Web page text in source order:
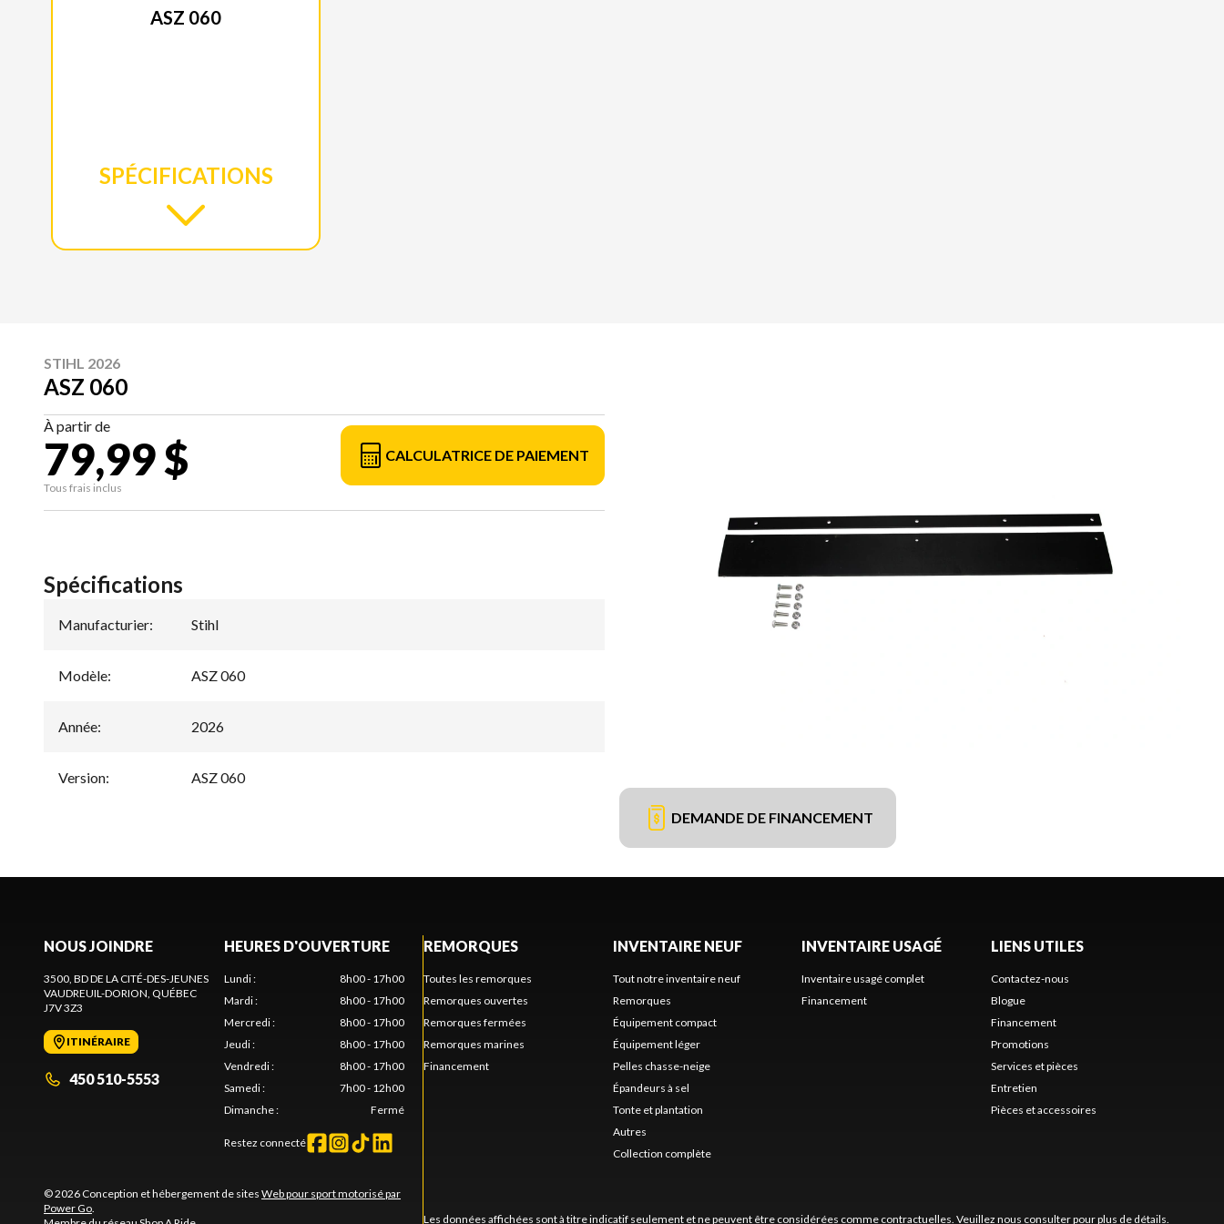
ASZ 060
SPÉCIFICATIONS
STIHL 2026
ASZ 060
À partir de
79,99 $
Tous frais inclus
CALCULATRICE DE PAIEMENT
DEMANDE DE FINANCEMENT
Spécifications
Manufacturier: Stihl
Modèle: ASZ 060
Année: 2026
Version: ASZ 060
NOUS JOINDRE
3500, BD DE LA CITÉ-DES-JEUNES
VAUDREUIL-DORION, QUÉBEC
J7V 3Z3
ITINÉRAIRE
450 510-5553
HEURES D'OUVERTURE
Lundi:
8h00 - 17h00
Mardi:
8h00 - 17h00
Mercredi:
8h00 - 17h00
Jeudi:
8h00 - 17h00
Vendredi:
8h00 - 17h00
Samedi:
7h00 - 12h00
Dimanche: Fermé
Restez connecté
© 2026 Conception et hébergement de sites Web pour sport motorisé par
Power Go.
REMORQUES
Toutes les remorques
Remorques ouvertes
Remorques fermées
Remorques marines
Financement
INVENTAIRE NEUF
Tout notre inventaire neuf
Remorques
Équipement compact
Équipement léger
Pelles chasse-neige
Épandeurs à sel
Tonte et plantation
Autres
Collection complète
INVENTAIRE USAGÉ
Inventaire usagé complet
Financement
LIENS UTILES
Contactez-nous
Blogue
Financement
Promotions
Services et pièces
Entretien
Pièces et accessoires
Les données affichées sont à titre indicatif seulement et ne peuvent être considérées comme contractuelles. Veuillez nous consulter pour plus de détails.